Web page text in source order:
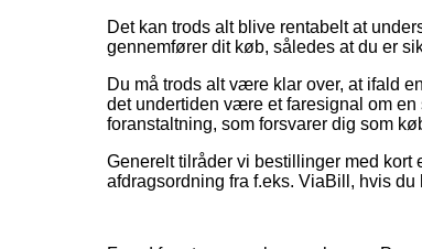
Det kan trods alt blive rentabelt at
gennemfører dit køb, således at du er
Du må trods alt være klar over, at ifald
det undertiden være et faresignal om
foranstaltning, som forsvarer dig som
Generelt tilråder vi bestillinger med kort
afdragsordning fra f.eks. ViaBill, hvis